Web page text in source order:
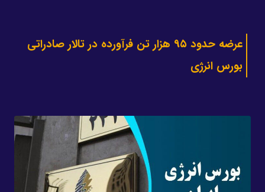
عرضه حدود ۹۵ هزار تن فرآورده در تالار صادراتی
بورس انرژی